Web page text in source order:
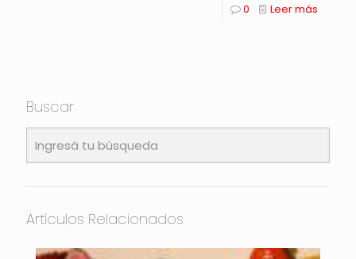
0 Leer más
Buscar
Artículos Relacionados